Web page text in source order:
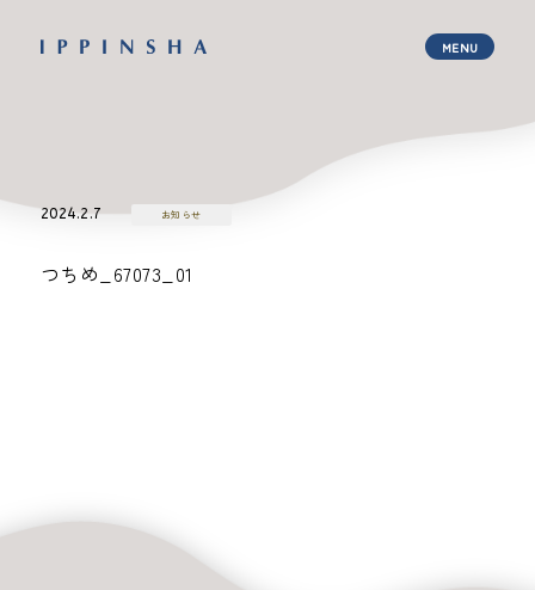
2024.2.7 お知らせ
つちめ_67073_01